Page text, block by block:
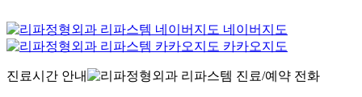
네이버지도
카카오지도
진료시간 안내